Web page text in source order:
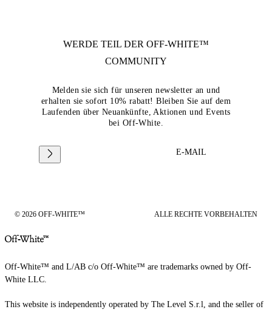
WERDE TEIL DER OFF-WHITE™
COMMUNITY
Melden sie sich für unseren newsletter an und
erhalten sie sofort 10% rabatt! Bleiben Sie auf dem
Laufenden über Neuankünfte, Aktionen und Events
bei Off-White.
E-MAIL
© 2026 OFF-WHITE™ ALLE RECHTE VORBEHALTEN
Off-White™ and L/AB c/o Off-White™ are trademarks owned by Off-
White LLC.
This website is independently operated by The Level S.r.l, and the seller of